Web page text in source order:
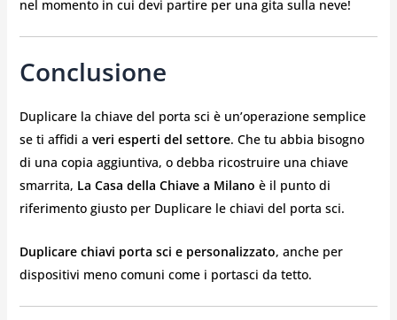
nel momento in cui devi partire per una gita sulla neve!
Conclusione
Duplicare la chiave del porta sci è un’operazione semplice
se ti affidi a veri esperti del settore. Che tu abbia bisogno
di una copia aggiuntiva, o debba ricostruire una chiave
smarrita, La Casa della Chiave a Milano è il punto di
riferimento giusto per Duplicare le chiavi del porta sci.
Duplicare chiavi porta sci e personalizzato, anche per
dispositivi meno comuni come i portasci da tetto.